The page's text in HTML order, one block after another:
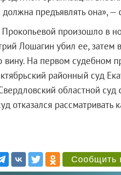
предъявлять она», —
произошло в
Лошагин убил ее, затем
На первом судебном
районный суд
областной суд
отказался рассматривать
Сообщить